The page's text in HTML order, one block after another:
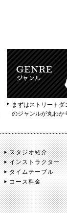
まずはストリート
のジャンルが丸わか
スタジオ紹介
インストラクター
タイムテーブル
コース料金